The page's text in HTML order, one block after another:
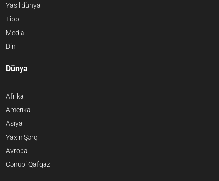
Yaşıl dünya
Tibb
Media
Din
Dünya
Afrika
Amerika
Asiya
Yaxın Şərq
Avropa
Cənubi Qafqaz